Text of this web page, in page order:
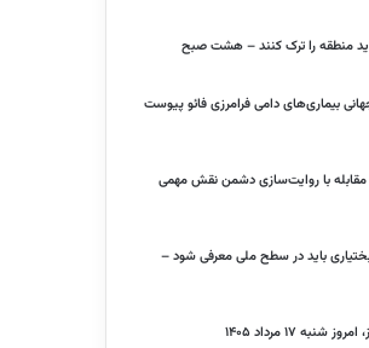
منطقه را ترک کنند – هشت صبح
بیماری‌های دامی فرامرزی فائو پیوست
مقابله با روایت‌سازی دشمن نقش مهمی
باید در سطح ملی معرفی شود –
۱۷ مرداد ۱۴۰۵